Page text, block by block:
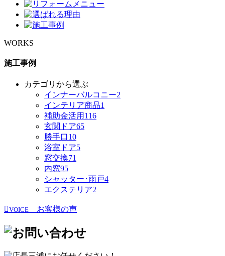
WORKS
施工事例
カテゴリから選ぶ
インナーバルコニー2
インテリア商品1
補助金活用 116
玄関ドア65
勝手口10
浴室ドア5
窓交換71
内窓95
シャッター･雨戸4
エクステリア2
VOICE お客様の声